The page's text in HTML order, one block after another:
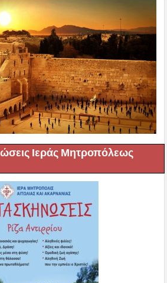
Ιεράς Μητροπόλεως